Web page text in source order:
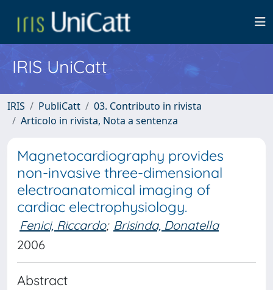
IRIS UniCatt
IRIS PubliCatt
03. Contributo in rivista
Articolo in rivista, Nota a sentenza
Magnetocardiography provides
non-invasive three-dimensional
electroanatomical imaging of
cardiac electrophysiology.
Fenici, Riccardo; Brisinda, Donatella
2006
Abstract